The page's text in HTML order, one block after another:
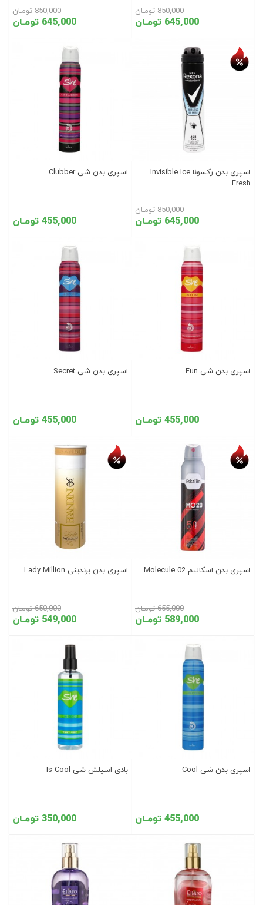
645,000 تومـان
850,000 تومـان
645,000 تومـان
850,000 تومـان
اسپری بدن رکسونا Invisible Ice
Fresh
645,000 تومـان
850,000 تومـان
اسپری بدن شی Clubber
455,000 تومـان
اسپری بدن شی Fun
455,000 تومـان
اسپری بدن شی Secret
455,000 تومـان
اسپری بدن اسکالیم Molecule 02
589,000 تومـان
655,000 تومـان
اسپری بدن برندینی Lady Million
549,000 تومـان
650,000 تومـان
اسپری بدن شی Cool
455,000 تومـان
بادی اسپلش شی Is Cool
350,000 تومـان